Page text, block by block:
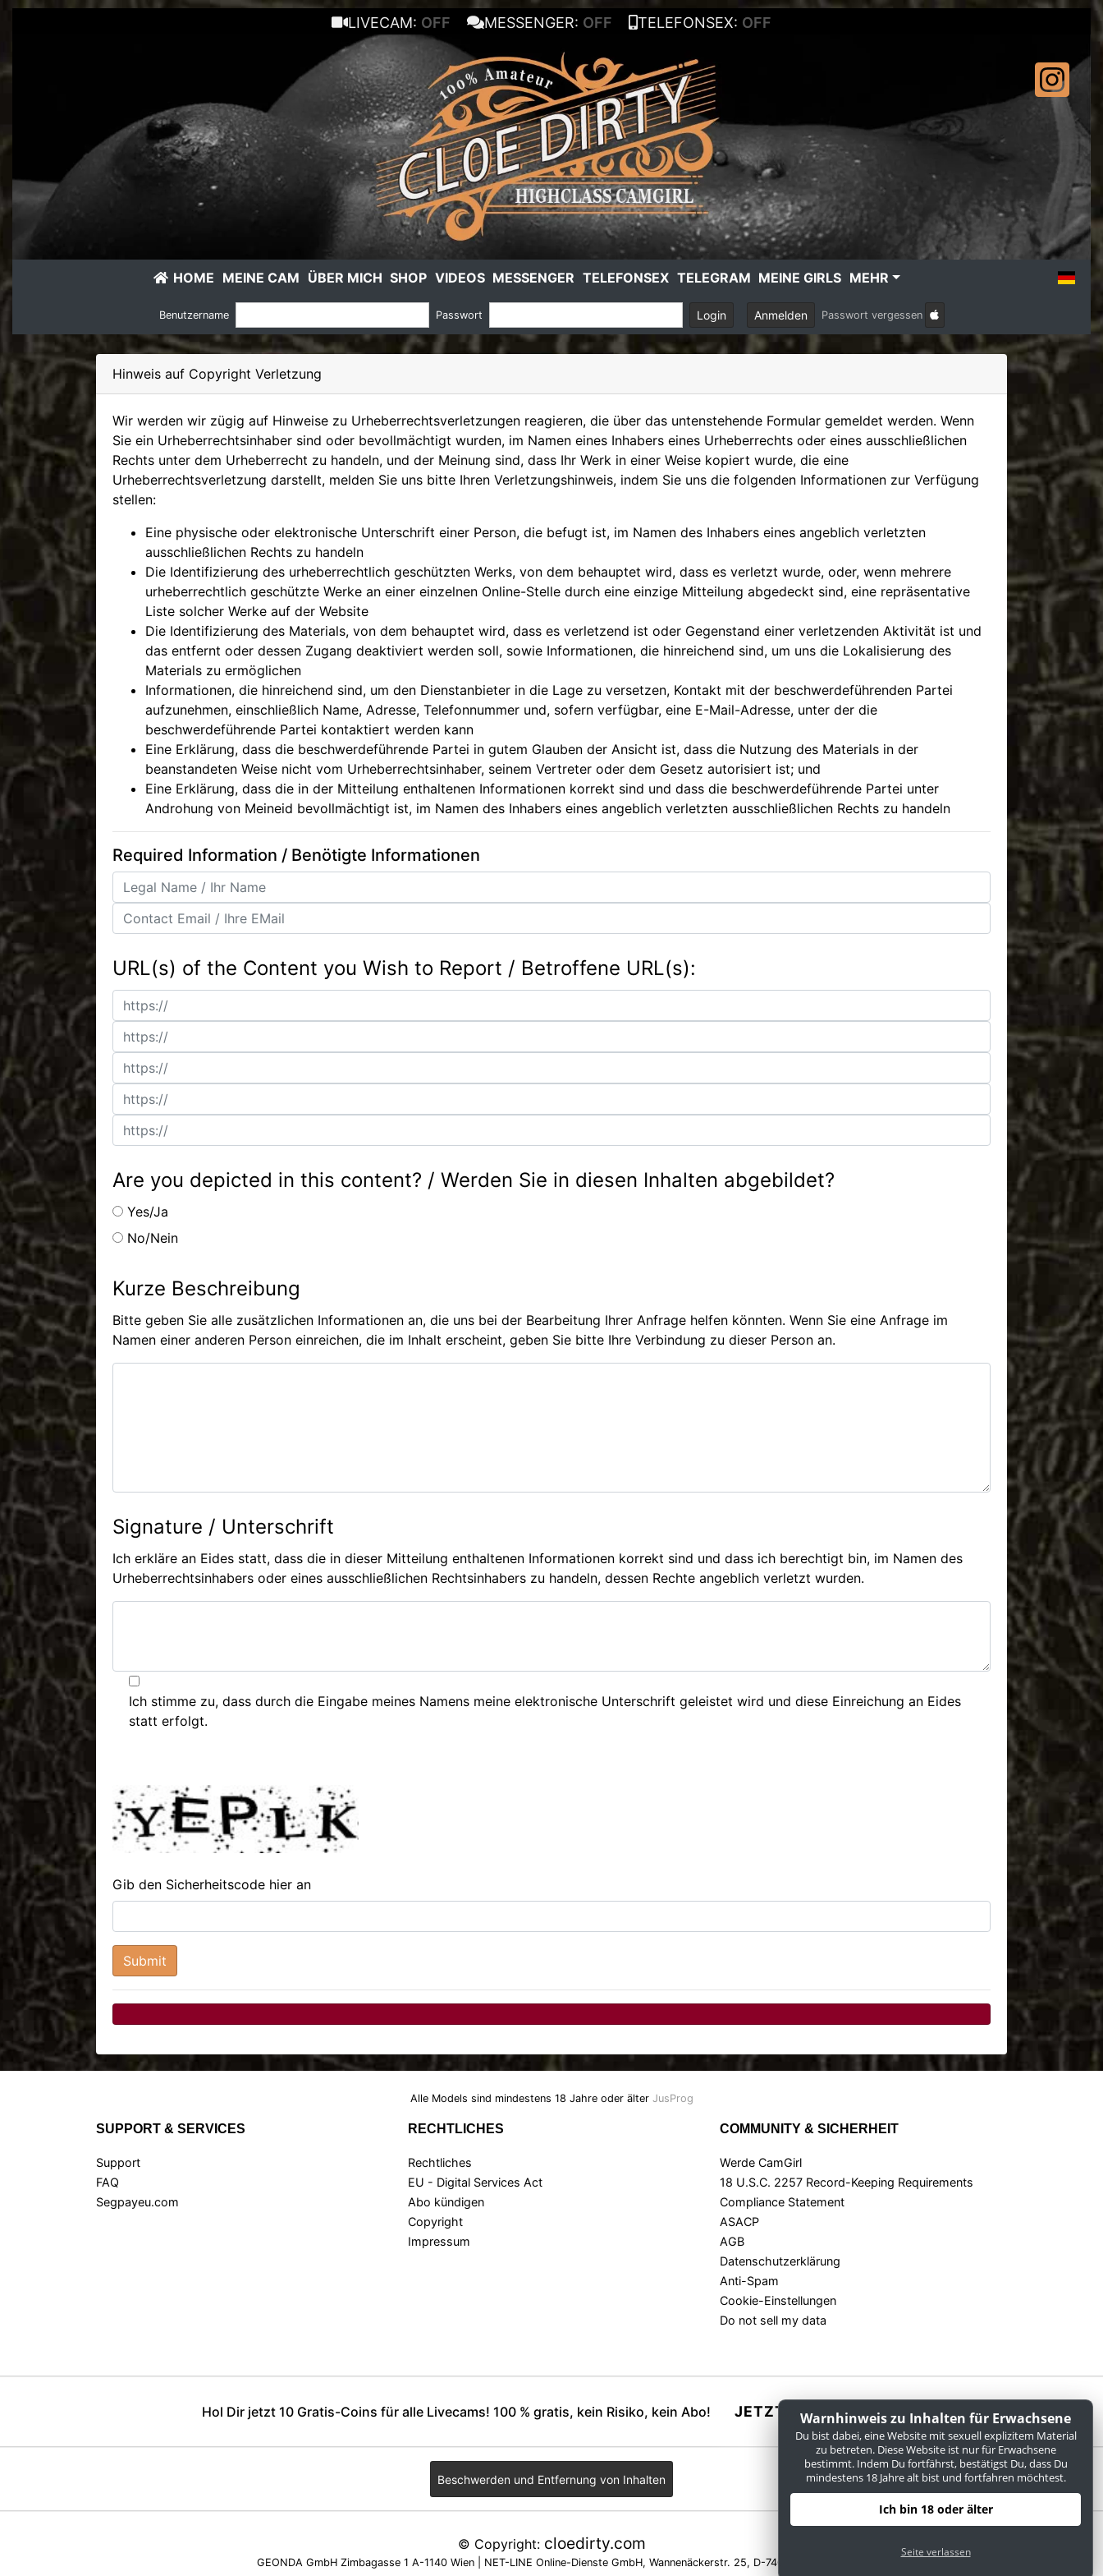
LIVECAM: OFF MESSENGER: OFF TELEFONSEX: OFF
HOME MEINE CAM ÜBER MICH SHOP VIDEOS MESSENGER TELEFONSEX TELEGRAM MEINE GIRLS MEHR
Benutzername Passwort Login Anmelden Passwort vergessen
Hinweis auf Copyright Verletzung
Wir werden wir zügig auf Hinweise zu Urheberrechtsverletzungen reagieren, die über das untenstehende Formular gemeldet werden. Wenn
Sie ein Urheberrechtsinhaber sind oder bevollmächtigt wurden, im Namen eines Inhabers eines Urheberrechts oder eines ausschließlichen
Rechts unter dem Urheberrecht zu handeln, und der Meinung sind, dass Ihr Werk in einer Weise kopiert wurde, die eine
Urheberrechtsverletzung darstellt, melden Sie uns bitte Ihren Verletzungshinweis, indem Sie uns die folgenden Informationen zur Verfügung
stellen:
Eine physische oder elektronische Unterschrift einer Person, die befugt ist, im Namen des Inhabers eines angeblich verletzten
ausschließlichen Rechts zu handeln
Die Identifizierung des urheberrechtlich geschützten Werks, von dem behauptet wird, dass es verletzt wurde, oder, wenn mehrere
urheberrechtlich geschützte Werke an einer einzelnen Online-Stelle durch eine einzige Mitteilung abgedeckt sind, eine repräsentative
Liste solcher Werke auf der Website
Die Identifizierung des Materials, von dem behauptet wird, dass es verletzend ist oder Gegenstand einer verletzenden Aktivität ist und
das entfernt oder dessen Zugang deaktiviert werden soll, sowie Informationen, die hinreichend sind, um uns die Lokalisierung des
Materials zu ermöglichen
Informationen, die hinreichend sind, um den Dienstanbieter in die Lage zu versetzen, Kontakt mit der beschwerdeführenden Partei
aufzunehmen, einschließlich Name, Adresse, Telefonnummer und, sofern verfügbar, eine E-Mail-Adresse, unter der die
beschwerdeführende Partei kontaktiert werden kann
Eine Erklärung, dass die beschwerdeführende Partei in gutem Glauben der Ansicht ist, dass die Nutzung des Materials in der
beanstandeten Weise nicht vom Urheberrechtsinhaber, seinem Vertreter oder dem Gesetz autorisiert ist; und
Eine Erklärung, dass die in der Mitteilung enthaltenen Informationen korrekt sind und dass die beschwerdeführende Partei unter
Androhung von Meineid bevollmächtigt ist, im Namen des Inhabers eines angeblich verletzten ausschließlichen Rechts zu handeln
Required Information / Benötigte Informationen
URL(s) of the Content you Wish to Report / Betroffene URL(s):
Are you depicted in this content? / Werden Sie in diesen Inhalten abgebildet?
Yes/Ja
No/Nein
Kurze Beschreibung
Bitte geben Sie alle zusätzlichen Informationen an, die uns bei der Bearbeitung Ihrer Anfrage helfen könnten. Wenn Sie eine Anfrage im
Namen einer anderen Person einreichen, die im Inhalt erscheint, geben Sie bitte Ihre Verbindung zu dieser Person an.
Signature / Unterschrift
Ich erkläre an Eides statt, dass die in dieser Mitteilung enthaltenen Informationen korrekt sind und dass ich berechtigt bin, im Namen des
Urheberrechtsinhabers oder eines ausschließlichen Rechtsinhabers zu handeln, dessen Rechte angeblich verletzt wurden.
Ich stimme zu, dass durch die Eingabe meines Namens meine elektronische Unterschrift geleistet wird und diese Einreichung an Eides
statt erfolgt.
Gib den Sicherheitscode hier an
Alle Models sind mindestens 18 Jahre oder älter JusProg
SUPPORT & SERVICES
Support
FAQ
Segpayeu.com
RECHTLICHES
Rechtliches
EU - Digital Services Act
Abo kündigen
Copyright
Impressum
COMMUNITY & SICHERHEIT
Werde CamGirl
18 U.S.C. 2257 Record-Keeping Requirements
Compliance Statement
ASACP
AGB
Datenschutzerklärung
Anti-Spam
Cookie-Einstellungen
Do not sell my data
Hol Dir jetzt 10 Gratis-Coins für alle Livecams! 100 % gratis, kein Risiko, kein Abo! JETZT ANMELDEN
Beschwerden und Entfernung von Inhalten
© Copyright: cloedirty.com
GEONDA GmbH Zimbagasse 1 A-1140 Wien | NET-LINE Online-Dienste GmbH, Wannenäckerstr. 25, D-74078 Heilbronn
Warnhinweis zu Inhalten für Erwachsene
Du bist dabei, eine Website mit sexuell explizitem Material
zu betreten. Diese Website ist nur für Erwachsene
bestimmt. Indem Du fortfährst, bestätigst Du, dass Du
mindestens 18 Jahre alt bist und fortfahren möchtest.
Ich bin 18 oder älter
Seite verlassen